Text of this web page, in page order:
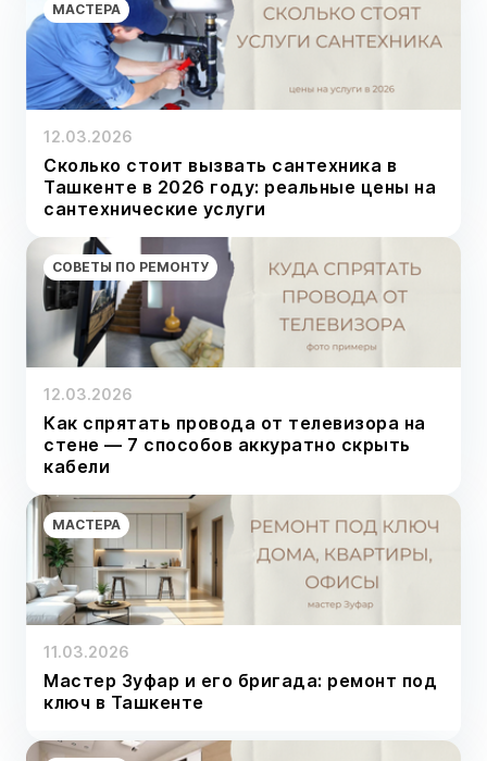
МАСТЕРА
12.03.2026
Сколько стоит вызвать сантехника в
Ташкенте в 2026 году: реальные цены на
сантехнические услуги
СОВЕТЫ ПО РЕМОНТУ
12.03.2026
Как спрятать провода от телевизора на
стене — 7 способов аккуратно скрыть
кабели
МАСТЕРА
11.03.2026
Мастер Зуфар и его бригада: ремонт под
ключ в Ташкенте